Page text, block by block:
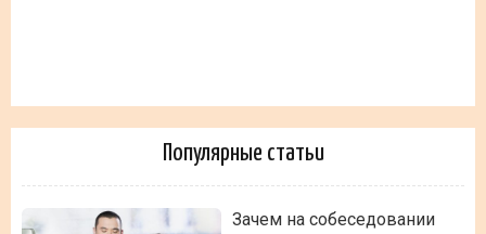
Популярные статьи
Зачем на собеседовании